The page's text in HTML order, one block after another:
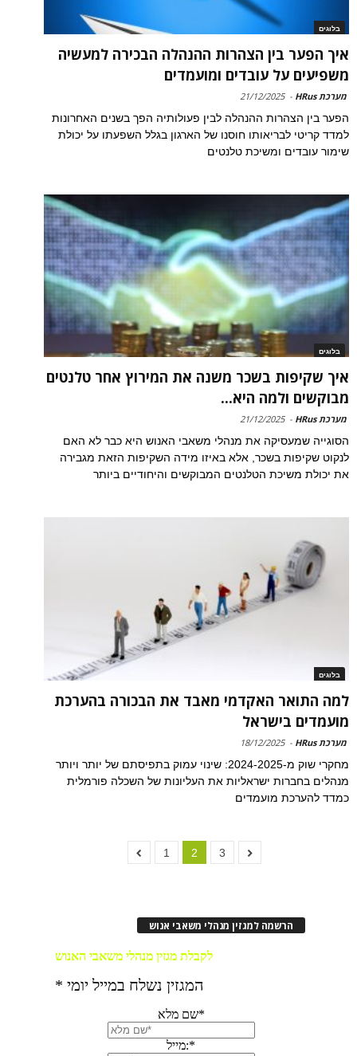
בלוגים
איך הפער בין הצהרות ההנהלה הבכירה למעשיה
משפיעים על עובדים ומועמדים
מערכת HRus -
21/12/2025
הפער בין הצהרות ההנהלה לבין פעולותיה הפך בשנים האחרונות
למדד קריטי לבריאותו חוסנו של הארגון בגלל השפעתו על יכולת
שימור עובדים ומשיכת טלנטים
בלוגים
איך שקיפות בשכר משנה את המירוץ אחר טלנטים
מבוקשים ולמה היא...
מערכת HRus -
21/12/2025
הסוגייה שמעסיקה את מנהלי משאבי האנוש היא כבר לא האם
לנקוט שקיפות בשכר, אלא באיזו מידה השקיפות הזאת מגבירה
את יכולת משיכת הטלנטים המבוקשים והיחודיים ביותר
בלוגים
למה התואר האקדמי מאבד את הבכורה בהערכת
מועמדים בישראל
מערכת HRus -
18/12/2025
מחקרי שוק מ-2024-2025: שינוי עמוק בתפיסתם של יותר ויותר
מנהלים בחברות ישראליות את העליונות של השכלה פורמלית
כמדד להערכת מועמדים
1 2 3
הרשמה למגזין מנהלי משאבי אנוש